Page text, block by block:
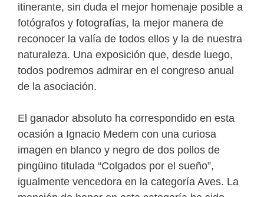
itinerante, sin duda el mejor homenaje posible a
fotógrafos y fotografías, la mejor manera de
reconocer la valía de todos ellos y la de nuestra
naturaleza. Una exposición que, desde luego,
todos podremos admirar en el congreso anual
de la asociación.
El ganador absoluto ha correspondido en esta
ocasión a Ignacio Medem con una curiosa
imagen en blanco y negro de dos pollos de
pingüino titulada “Colgados por el sueño”,
igualmente vencedora en la categoría Aves. La